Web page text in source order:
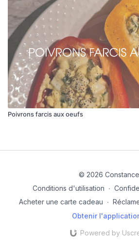
Poivrons farcis aux oeufs
© 2026 Constance
Conditions d'utilisation ∙
Acheter une carte cadeau ∙
Obtenir
Powered by